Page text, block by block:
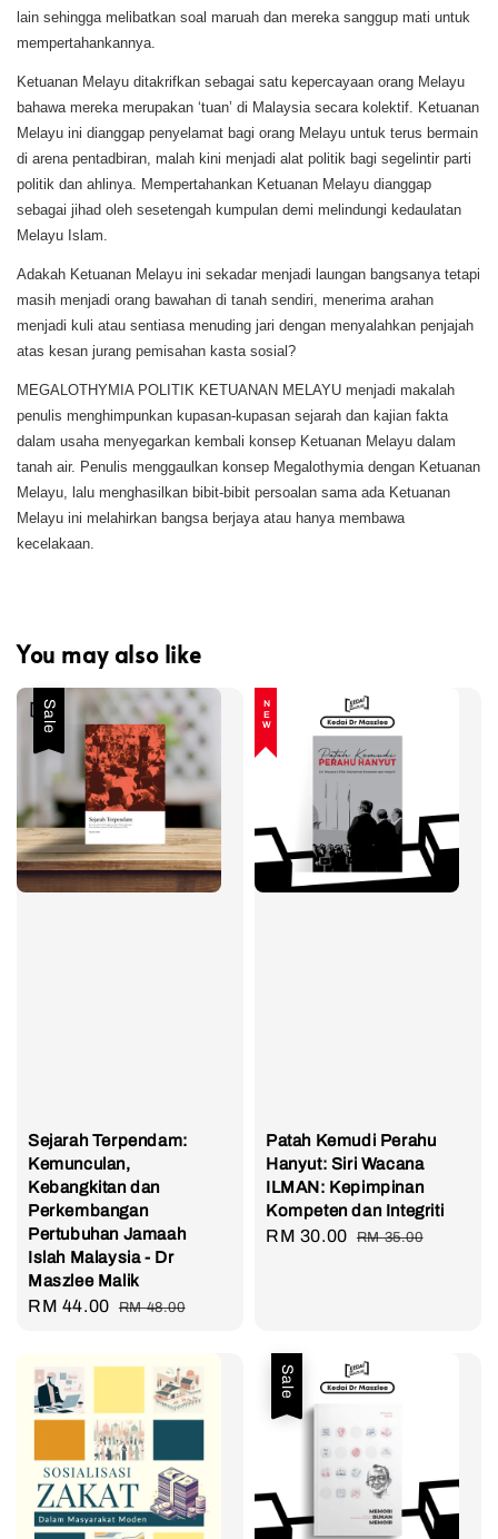
lain sehingga melibatkan soal maruah dan mereka sanggup mati untuk
mempertahankannya.
Ketuanan Melayu ditakrifkan sebagai satu kepercayaan orang Melayu
bahawa mereka merupakan ‘tuan’ di Malaysia secara kolektif. Ketuanan
Melayu ini dianggap penyelamat bagi orang Melayu untuk terus bermain
di arena pentadbiran, malah kini menjadi alat politik bagi segelintir parti
politik dan ahlinya. Mempertahankan Ketuanan Melayu dianggap
sebagai jihad oleh sesetengah kumpulan demi melindungi kedaulatan
Melayu Islam.
Adakah Ketuanan Melayu ini sekadar menjadi laungan bangsanya tetapi
masih menjadi orang bawahan di tanah sendiri, menerima arahan
menjadi kuli atau sentiasa menuding jari dengan menyalahkan penjajah
atas kesan jurang pemisahan kasta sosial?
MEGALOTHYMIA POLITIK KETUANAN MELAYU menjadi makalah
penulis menghimpunkan kupasan-kupasan sejarah dan kajian fakta
dalam usaha menyegarkan kembali konsep Ketuanan Melayu dalam
tanah air. Penulis menggaulkan konsep Megalothymia dengan Ketuanan
Melayu, lalu menghasilkan bibit-bibit persoalan sama ada Ketuanan
Melayu ini melahirkan bangsa berjaya atau hanya membawa
kecelakaan.
You may also like
Sale
Sejarah Terpendam:
Kemunculan,
Kebangkitan dan
Perkembangan
Pertubuhan Jamaah
Islah Malaysia - Dr
Maszlee Malik
Sale
RM 44.00 Regular
RM 48.00
NEW
Patah Kemudi Perahu
Hanyut: Siri Wacana
ILMAN: Kepimpinan
Kompeten dan Integriti
Sale
RM 30.00 Regular
RM 35.00
Sale